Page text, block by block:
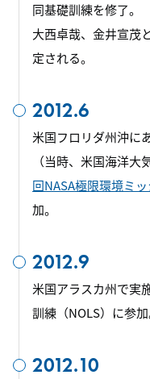
同基礎訓練を修了。
大西卓哉、金井宣茂
定される。
2012.6
米国フロリダ州沖に
（当時、米国海洋大
回NASA極限環境ミ
加。
2012.9
米国アラスカ州で実
訓練（NOLS）に参加
2012.10